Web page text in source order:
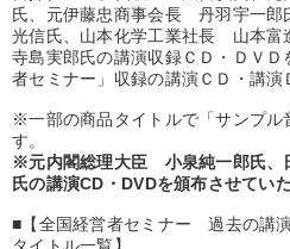
優秀各社の智恵と戦略 事業家
若手異才経営者の発想 専門家
リーダーの器量を学ぶ
テーマ
氏、元伊藤忠商事会長 丹羽宇一
光信氏、山本化学工業社長 山本
寺島実郎氏の講演収録ＣＤ・ＤＶ
者セミナー」収録の講演ＣＤ・講演
※一部の商品タイトルで「サンプル
す。
※元内閣総理大臣 小泉純一郎氏
氏の講演CD・DVDを頒布させてい
■【全国経営者セミナー 過去の講